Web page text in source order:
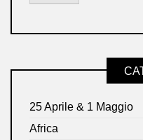
25 Aprile & 1 Maggio
Africa